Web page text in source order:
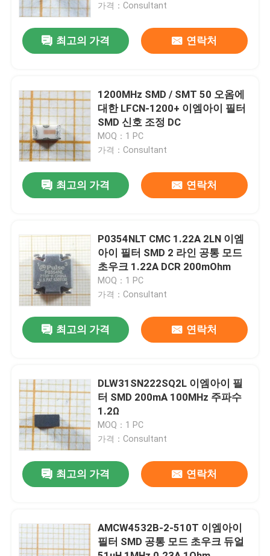
화면
우리에 대하여
품질 관리
연락주세요
인용문을 요구하세요
IC 집적 회로
가격：Consultant
최고의 가격 연락처
1200MHz SMD / SMT 50 오옴에
대한 LFCN-1200+ 이엠아이 필터
SMD 신호 조정 DC
MOQ：1 PC
가격：Consultant
최고의 가격 연락처
P0354NLT CMC 1.22A 2LN 이엠
아이 필터 SMD 2 라인 공통 모드
초우크 1.22A DCR 200mOhm
MOQ：1 PC
가격：Consultant
최고의 가격 연락처
DLW31SN222SQ2L 이엠아이 필
터 SMD 200mA 100MHz 주파수
1.2Ω
MOQ：1 PC
가격：Consultant
최고의 가격 연락처
AMCW4532B-2-510T 이엠아이
필터 SMD 공통 모드 초우크 듀얼